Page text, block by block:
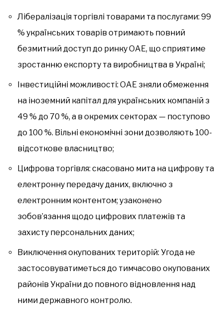
Лібералізація торгівлі товарами та послугами: 99
% українських товарів отримають повний
безмитний доступ до ринку ОАЕ, що сприятиме
зростанню експорту та виробництва в Україні;
Інвестиційні можливості: ОАЕ зняли обмеження
на іноземний капітал для українських компаній з
49 % до 70 %, а в окремих секторах — поступово
до 100 %. Вільні економічні зони дозволяють 100-
відсоткове власництво;
Цифрова торгівля: скасовано мита на цифрову та
електронну передачу даних, включно з
електронним контентом; узаконено
зобов’язання щодо цифрових платежів та
захисту персональних даних;
Виключення окупованих територій: Угода не
застосовуватиметься до тимчасово окупованих
районів України до повного відновлення над
ними державного контролю.